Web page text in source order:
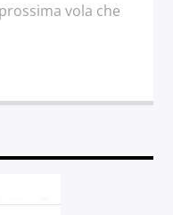
vola che